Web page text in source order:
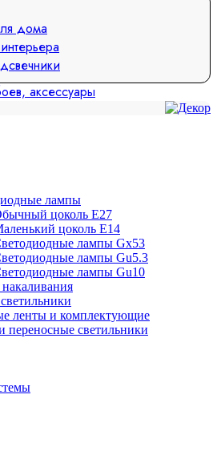
дома
аксессуары
лампы
цоколь Е27
цоколь Е14
лампы Gx53
лампы Gu5.3
лампы Gu10
ленты и комплектующие
переносные светильники